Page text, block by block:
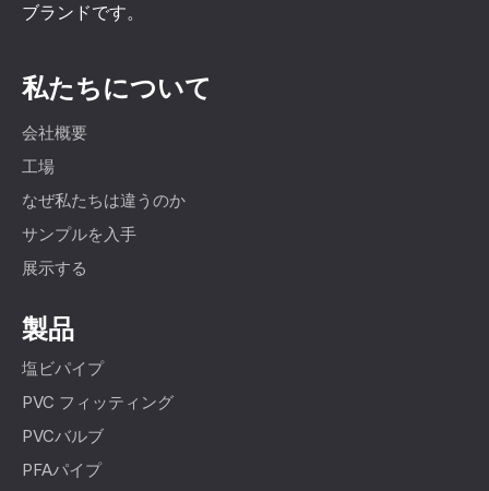
ブランドです。
私たちについて
会社概要
工場
なぜ私たちは違うのか
サンプルを入手
展示する
製品
塩ビパイプ
PVC フィッティング
PVCバルブ
PFAパイプ